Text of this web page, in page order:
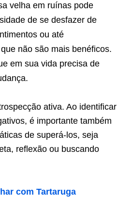
velha em ruínas pode
de se desfazer de
ou até
não são mais benéficos.
em sua vida precisa de
ativa. Ao identificar
é importante também
de superá-los, seja
reflexão ou buscando
com Tartaruga